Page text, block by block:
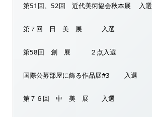
第51回、52回 近代美術協会秋本展 入選
第７回 日 美 展 入選
第58回 創 展 ２点入選
国際公募部屋に飾る作品展#3 入選
第７６回 中 美 展 入選